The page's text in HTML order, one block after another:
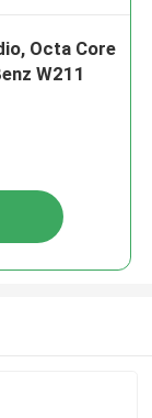
Octa Core
W211